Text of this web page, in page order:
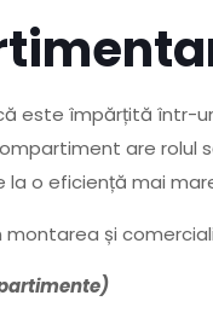
este împărțită într-
are
o eficiență mai
montarea și